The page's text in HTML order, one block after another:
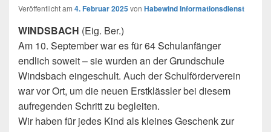
Veröffentlicht am 4. Februar 2025von Habewind Informationsdienst
WINDSBACH (Eig. Ber.)
Am 10. September war es für 64 Schulanfänger
endlich soweit – sie wurden an der Grundschule
Windsbach eingeschult. Auch der Schulförderverein
war vor Ort, um die neuen Erstklässler bei diesem
aufregenden Schritt zu begleiten.
Wir haben für jedes Kind als kleines Geschenk zur